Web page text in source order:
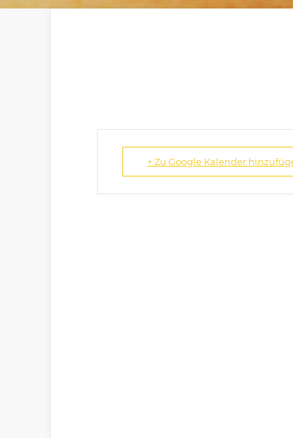
+ Zu Google Kalender